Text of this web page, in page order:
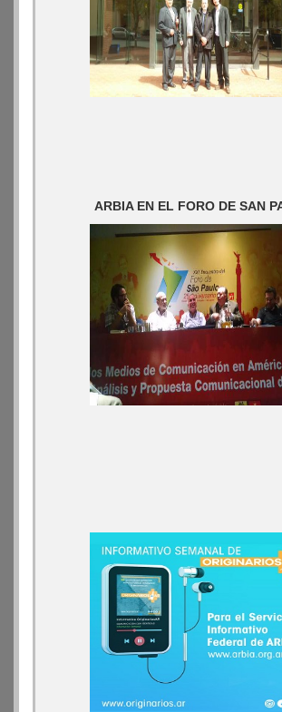
ARBIA EN EL FORO DE SAN